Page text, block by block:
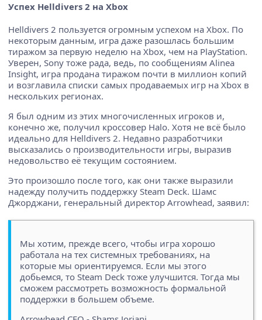
Успех Helldivers 2 на Xbox
Helldivers 2 пользуется огромным успехом на Xbox. По
некоторым данным, игра даже разошлась большим
тиражом за первую неделю на Xbox, чем на PlayStation.
Уверен, Sony тоже рада, ведь, по сообщениям Alinea
Insight, игра продана тиражом почти в миллион копий
и возглавила списки самых продаваемых игр на Xbox в
нескольких регионах.
Я был одним из этих многочисленных игроков и,
конечно же, получил кроссовер Halo. Хотя не всё было
идеально для Helldivers 2. Недавно разработчики
высказались о производительности игры, выразив
недовольство её текущим состоянием.
Это произошло после того, как они также выразили
надежду получить поддержку Steam Deck. Шамс
Джорджани, генеральный директор Arrowhead, заявил:
Мы хотим, прежде всего, чтобы игра хорошо
работала на тех системных требованиях, на
которые мы ориентируемся. Если мы этого
добьемся, то Steam Deck тоже улучшится. Тогда мы
сможем рассмотреть возможность формальной
поддержки в большем объеме.